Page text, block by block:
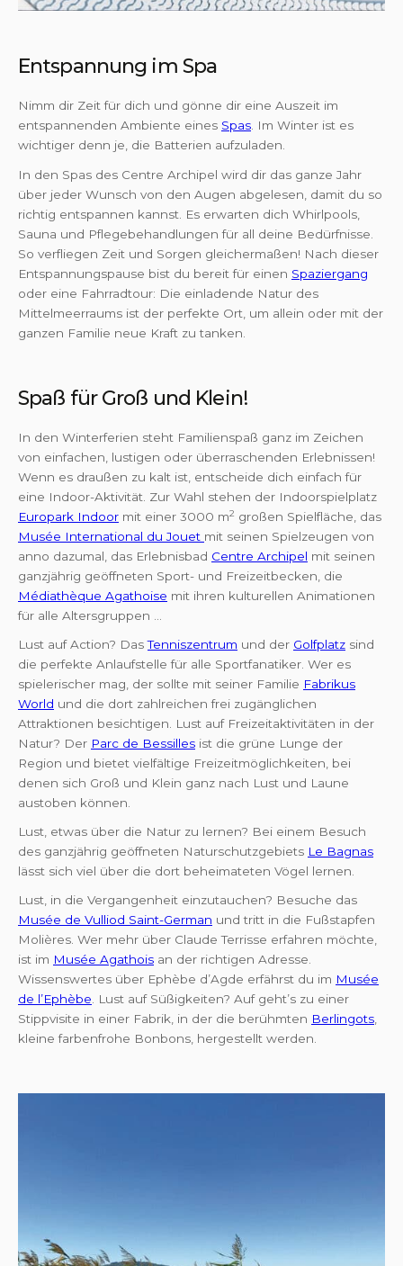
Entspannung im Spa
Nimm dir Zeit für dich und gönne dir eine Auszeit im
entspannenden Ambiente eines Spas. Im Winter ist es
wichtiger denn je, die Batterien aufzuladen.
In den Spas des Centre Archipel wird dir das ganze Jahr
über jeder Wunsch von den Augen abgelesen, damit du so
richtig entspannen kannst. Es erwarten dich Whirlpools,
Sauna und Pflegebehandlungen für all deine Bedürfnisse.
So verfliegen Zeit und Sorgen gleichermaßen! Nach dieser
Entspannungspause bist du bereit für einen Spaziergang
oder eine Fahrradtour: Die einladende Natur des
Mittelmeerraums ist der perfekte Ort, um allein oder mit der
ganzen Familie neue Kraft zu tanken.
Spaß für Groß und Klein!
In den Winterferien steht Familienspaß ganz im Zeichen
von einfachen, lustigen oder überraschenden Erlebnissen!
Wenn es draußen zu kalt ist, entscheide dich einfach für
eine Indoor-Aktivität. Zur Wahl stehen der Indoorspielplatz
Europark Indoor mit einer 3000 m2 großen Spielfläche, das
Musée International du Jouet mit seinen Spielzeugen von
anno dazumal, das Erlebnisbad Centre Archipel mit seinen
ganzjährig geöffneten Sport- und Freizeitbecken, die
Médiathèque Agathoise mit ihren kulturellen Animationen
für alle Altersgruppen ...
Lust auf Action? DasTenniszentrum und der Golfplatz sind
die perfekte Anlaufstelle für alle Sportfanatiker. Wer es
spielerischer mag, der sollte mit seiner Familie Fabrikus
World und die dort zahlreichen frei zugänglichen
Attraktionen besichtigen. Lust auf Freizeitaktivitäten in der
Natur? Der Parc de Bessilles ist die grüne Lunge der
Region und bietet vielfältige Freizeitmöglichkeiten, bei
denen sich Groß und Klein ganz nach Lust und Laune
austoben können.
Lust, etwas über die Natur zu lernen? Bei einem Besuch
des ganzjährig geöffneten Naturschutzgebiets Le Bagnas
lässt sich viel über die dort beheimateten Vögel lernen.
Lust, in die Vergangenheit einzutauchen? Besuche das
Musée de Vulliod Saint-German und tritt in die Fußstapfen
Molières. Wer mehr über Claude Terrisse erfahren möchte,
ist im Musée Agathois an der richtigen Adresse.
Wissenswertes über Ephèbe d’Agde erfährst du im Musée
de l’Ephèbe . Lust auf Süßigkeiten? Auf geht’s zu einer
Stippvisite in einer Fabrik, in der die berühmten Berlingots
kleine farbenfrohe Bonbons, hergestellt werden.